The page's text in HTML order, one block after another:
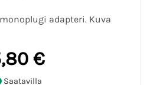
adapteri. Kuva
€
Saatavilla